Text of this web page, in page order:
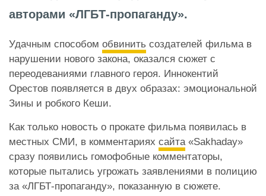
авторами «ЛГБТ-пропаганду».
Удачным способом обвинить создателей фильма в
нарушении нового закона, оказался сюжет с
переодеваниями главного героя. Иннокентий
Орестов появляется в двух образах: эмоциональной
Зины и робкого Кеши.
Как только новость о прокате фильма появилась в
местных СМИ, в комментариях сайта «Sakhaday»
сразу появились гомофобные комментаторы,
которые пытались угрожать заявлениями в полицию
за «ЛГБТ-пропаганду», показанную в сюжете.